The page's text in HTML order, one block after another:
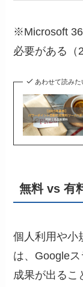
※Microsoft
必要がある（
あわせて読みた
無料 vs 有
個人利用や小
は、Google
成果が出るこ